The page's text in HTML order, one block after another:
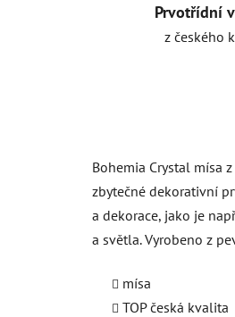
Prvotřídní
z českého
Bohemia Crystal mísa
zbytečné dekorativní
a dekorace, jako je
a světla. Vyrobeno z
mísa
TOP česká kvalita